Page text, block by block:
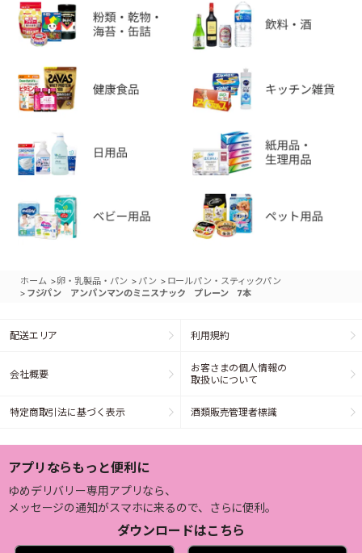
ホーム >卵・乳製品・パン > パン > ロールパン・スティックパン
> フジパン アンパンマンのミニスナック プレーン 7本
配送エリア 利用規約
会社概要
お客さまの個人情報の
取扱いについて
特定商取引法に基づく表示 酒類販売管理者標識
アプリならもっと便利に
ゆめデリバリー専用アプリなら、
メッセージの通知がスマホに来るので、さらに便利。
ダウンロードはこちら